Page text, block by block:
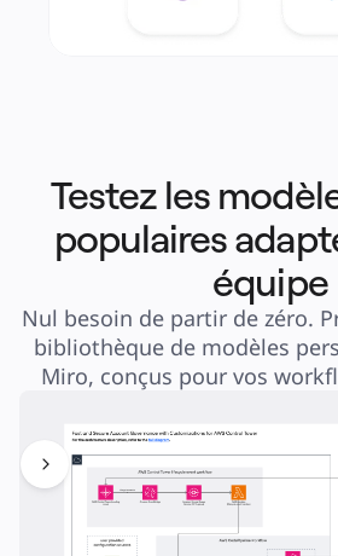
Testez les
populaires
équipe
Nul besoin de partir de zéro.
bibliothèque de modèles
Miro, conçus pour vos